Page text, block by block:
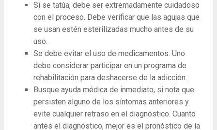
Si se tatúa, debe ser extremadamente cuidadoso
con el proceso. Debe verificar que las agujas que
se usan estén esterilizadas mucho antes de su
uso.
Se debe evitar el uso de medicamentos. Uno
debe considerar participar en un programa de
rehabilitación para deshacerse de la adicción.
Busque ayuda médica de inmediato, si nota que
persisten alguno de los síntomas anteriores y
evite cualquier retraso en el diagnóstico. Cuanto
antes el diagnóstico, mejor es el pronóstico de la